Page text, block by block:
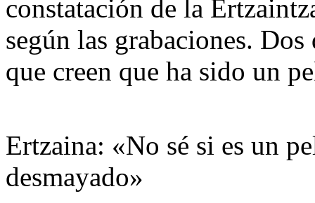
constatación de la
según las grabaciones.
que creen que ha sido un
Ertzaina: «No sé si es un
desmayado»